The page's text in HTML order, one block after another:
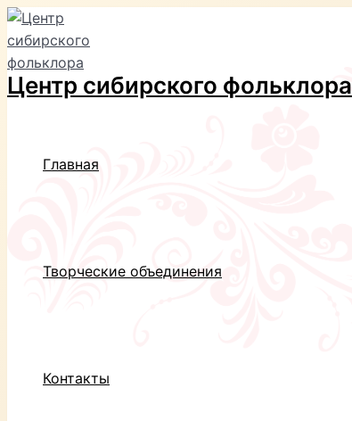
Перейти
к
содержимому
Центр сибирского фольклора
Главная
Творческие объединения
Контакты